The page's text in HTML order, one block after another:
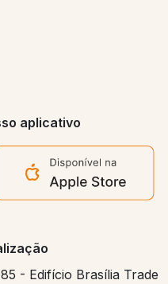
aplicativo
- Edifício Brasília Trade